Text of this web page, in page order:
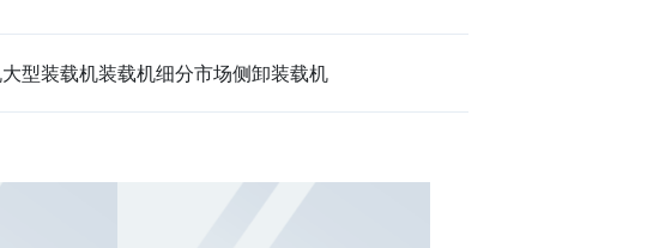
大型装载机装载机细分市场侧卸装载机